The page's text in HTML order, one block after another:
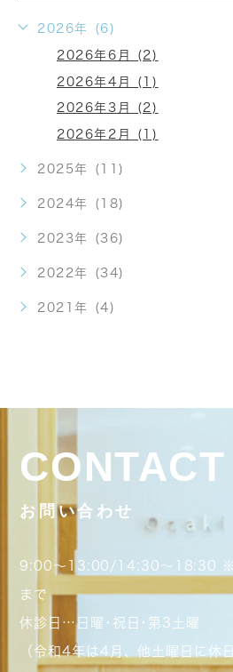
2026年 (6)
2026年6月 (2)
2026年4月 (1)
2026年3月 (2)
2026年2月 (1)
2025年 (11)
2024年 (18)
2023年 (36)
2022年 (34)
2021年 (4)
CONTACT
お問い合わせ
9:00～13:00/14:30～18:30 ※
まで
休診日…日曜･祝日･第3土曜
（令和4年は4月、他土曜日に休